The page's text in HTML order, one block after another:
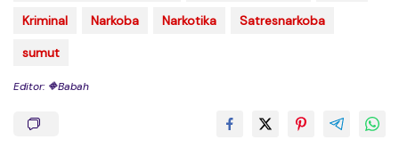
Kriminal
Narkoba Narkotika
Satresnarkoba
sumut
Editor: 🔶Babah